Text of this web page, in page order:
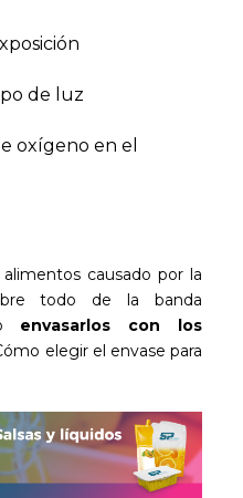
de luz
oxígeno en el
causado por la
todo de la banda
envasarlos con los
elegir el envase para